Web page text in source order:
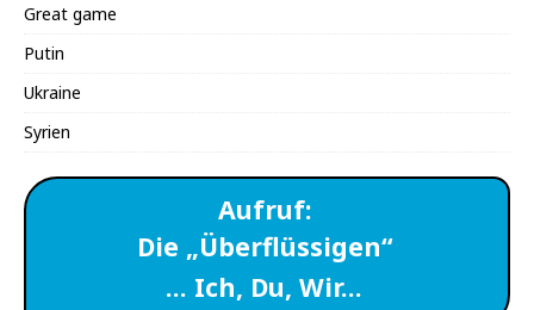
Great game
Putin
Ukraine
Syrien
Aufruf:
Die „Überflüssigen“
… Ich, Du, Wir…